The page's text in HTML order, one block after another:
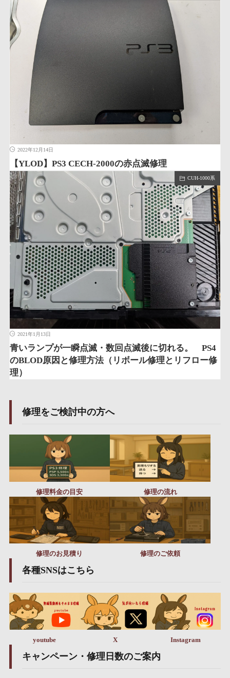
2022年12月14日
【YLOD】PS3 CECH-2000の赤点滅修理
CUH-1000系
2021年1月13日
青いランプが一瞬点滅・数回点滅後に切れる。 PS4
のBLOD原因と修理方法（リボール修理とリフロー修
理）
修理をご検討中の方へ
修理料金の目安 修理の流れ
修理のお見積り 修理のご依頼
各種SNSはこちら
youtube X Instagram
キャンペーン・修理日数のご案内